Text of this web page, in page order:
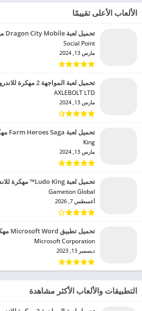
الألعاب الأعلى تقييمًا
تحميل لعبة Dragon City Mobile مهكرة للاندرويد 2024
Social Point‏
مارس 13, 2024
تحميل لعبة المواجهة 2 مهكرة للاندرويد 2024
AXLEBOLT LTD‏
مارس 13, 2024
تحميل لعبة Farm Heroes Saga مهكرة للاندرويد 2024
King‏
مارس 13, 2024
تحميل لعبة Ludo King™ مهكرة للاندرويد 2024
Gametion Global‏
أغسطس 7, 2026
تحميل تطبيق Microsoft Word مهكر للاندرويد 2024
Microsoft Corporation‏
ديسمبر 13, 2023
التطبيقات والألعاب الأكثر مشاهدة